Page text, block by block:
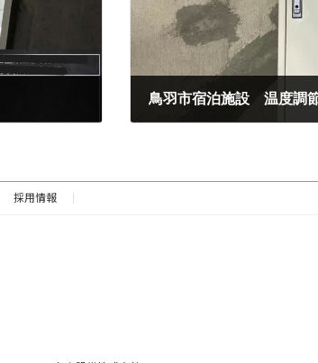
鳥羽市宿泊施設 温度調
採用情報